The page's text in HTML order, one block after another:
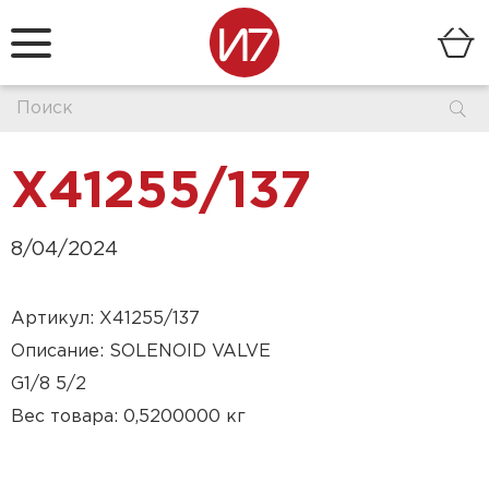
X41255/137
8/04/2024
Артикул: X41255/137
Описание: SOLENOID VALVE
G1/8 5/2
Вес товара: 0,5200000 кг